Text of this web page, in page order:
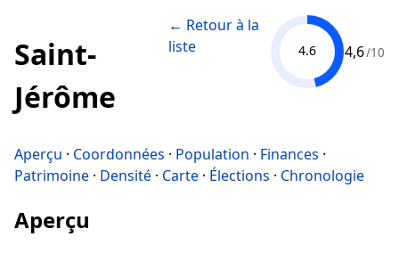
Saint-
Jérôme
← Retour à la
liste
4.6 4,6/10
Aperçu · Coordonnées · Population · Finances ·
Patrimoine · Densité · Carte · Élections · Chronologie
Aperçu